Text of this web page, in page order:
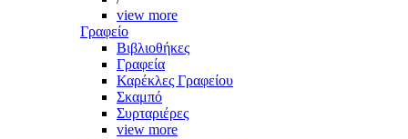
view more
Γραφείο
Βιβλιοθήκες
Γραφεία
Καρέκλες Γραφείου
Σκαμπό
Συρταριέρες
view more